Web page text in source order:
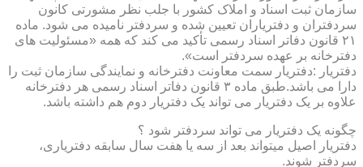
سازمان ثبت اسناد و املاک کشور با جلب نظر مشورتی کانون
سردفتران و دفتریاران تعیین شده و سردفتر نامیده می شود. ماده
۲۱ قانون دفاتر اسناد رسمی تأکید می کند که همه «مسئولیت های
دفترخانه بر عهده سردفتر است».
دفتریار :دفتریار سمت معاونت دفترخانه و نمایندگی سازمان ثبت را
دارا می باشد.طبق ماده ۳ قانون دفاتر اسناد رسمی هر دفترخانه
علاوه بر یک دفتریار می تواند یک دفتریار دوم هم داشته باشد.
چگونه یک دفتریار می تواند سردفتر شود ؟
دفتریار اصیل میتواند بعد از سه یا هفت سال سابقه دفتریاری،
سردفتر شوند.